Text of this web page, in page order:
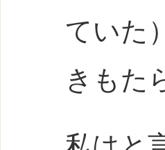
ていた
きもた